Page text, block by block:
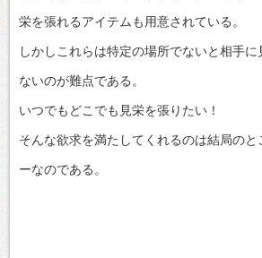
栄を張れるアイテムも用意されている。
しかしこれらは特定の場所でないと相手に
ないのが難点である。
いつでもどこでも見栄を張りたい！
そんな欲求を満たしてくれるのは結局のと
ーなのである。